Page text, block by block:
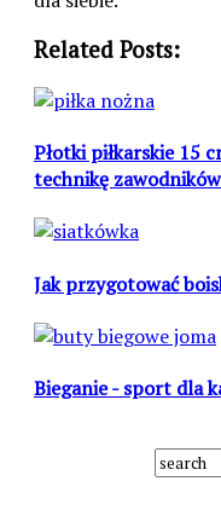
Related Posts:
Płotki piłkarskie 15
technikę zawodników
Jak przygotować
Bieganie - sport dla